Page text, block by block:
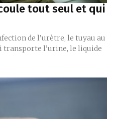
tout seul et qui
de l’urètre, le tuyau au
transporte l’urine, le liquide